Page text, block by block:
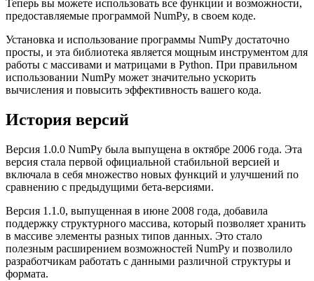
Теперь вы можете использовать все функции и возможности,
предоставляемые программой NumPy, в своем коде.
Установка и использование программы NumPy достаточно
просты, и эта библиотека является мощным инструментом для
работы с массивами и матрицами в Python. При правильном
использовании NumPy может значительно ускорить
вычисления и повысить эффективность вашего кода.
История версий
Версия 1.0.0 NumPy была выпущена в октябре 2006 года. Эта
версия стала первой официальной стабильной версией и
включала в себя множество новых функций и улучшений по
сравнению с предыдущими бета-версиями.
Версия 1.1.0, выпущенная в июне 2008 года, добавила
поддержку структурного массива, который позволяет хранить
в массиве элементы разных типов данных. Это стало
полезным расширением возможностей NumPy и позволило
разработчикам работать с данными различной структуры и
формата.